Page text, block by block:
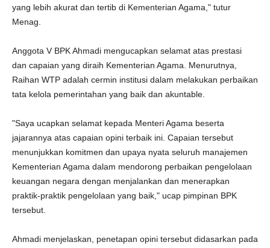
yang lebih akurat dan tertib di Kementerian Agama," tutur
Menag.
Anggota V BPK Ahmadi mengucapkan selamat atas prestasi
dan capaian yang diraih Kementerian Agama. Menurutnya,
Raihan WTP adalah cermin institusi dalam melakukan perbaikan
tata kelola pemerintahan yang baik dan akuntable.
"Saya ucapkan selamat kepada Menteri Agama beserta
jajarannya atas capaian opini terbaik ini. Capaian tersebut
menunjukkan komitmen dan upaya nyata seluruh manajemen
Kementerian Agama dalam mendorong perbaikan pengelolaan
keuangan negara dengan menjalankan dan menerapkan
praktik-praktik pengelolaan yang baik," ucap pimpinan BPK
tersebut.
Ahmadi menjelaskan, penetapan opini tersebut didasarkan pada